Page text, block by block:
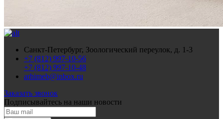
Санкт-Петербург, Зоологический переулок, д. 1-3
+7 (812) 997-10-56
+7 (812) 997-10-48
arhimeb@inbox.ru
Заказать звонок
Подписывайтесь на наши новости